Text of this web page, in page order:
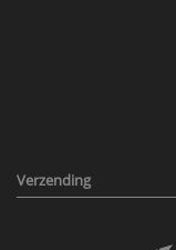
Verzending